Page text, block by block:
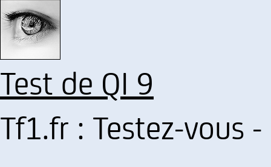
Test de QI 9
Tf1.fr : Testez-vous